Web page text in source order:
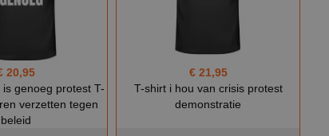
20,95
genoeg protest T-
verzetten tegen
beleid
€ 21,95
T-shirt i hou van crisis protest
demonstratie